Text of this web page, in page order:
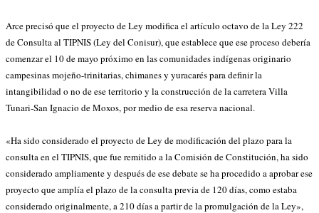
Arce precisó que el proyecto de Ley modifica el artículo octavo de la Ley 222
de Consulta al TIPNIS (Ley del Conisur), que establece que ese proceso debería
comenzar el 10 de mayo próximo en las comunidades indígenas originario
campesinas mojeño-trinitarias, chimanes y yuracarés para definir la
intangibilidad o no de ese territorio y la construcción de la carretera Villa
Tunari-San Ignacio de Moxos, por medio de esa reserva nacional.
«Ha sido considerado el proyecto de Ley de modificación del plazo para la
consulta en el TIPNIS, que fue remitido a la Comisión de Constitución, ha sido
considerado ampliamente y después de ese debate se ha procedido a aprobar ese
proyecto que amplía el plazo de la consulta previa de 120 días, como estaba
considerado originalmente, a 210 días a partir de la promulgación de la Ley»,